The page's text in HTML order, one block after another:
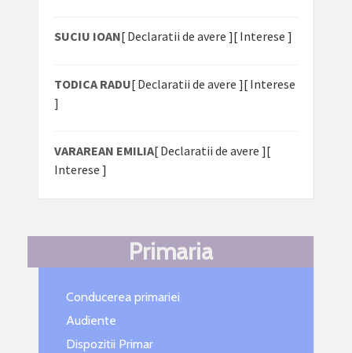
SUCIU IOAN[ Declaratii de avere ][ Interese ]
TODICA RADU[ Declaratii de avere ][ Interese
]
VARAREAN EMILIA[ Declaratii de avere ][
Interese ]
Primaria
Conducerea primariei
Audiente
Dispozitii Primar